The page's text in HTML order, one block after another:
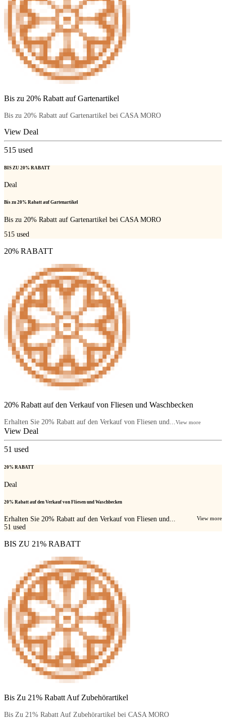
Bis zu 20% Rabatt auf Gartenartikel
Bis zu 20% Rabatt auf Gartenartikel bei CASA MORO
View Deal
515 used
BIS ZU 20% RABATT
Deal
Bis zu 20% Rabatt auf Gartenartikel
Bis zu 20% Rabatt auf Gartenartikel bei CASA MORO
515 used
20% RABATT
20% Rabatt auf den Verkauf von Fliesen und Waschbecken
Erhalten Sie 20% Rabatt auf den Verkauf von Fliesen und...View more
View Deal
51 used
20% RABATT
Deal
20% Rabatt auf den Verkauf von Fliesen und Waschbecken
Erhalten Sie 20% Rabatt auf den Verkauf von Fliesen und... View more
51 used
BIS ZU 21% RABATT
Bis Zu 21% Rabatt Auf Zubehörartikel
Bis Zu 21% Rabatt Auf Zubehörartikel bei CASA MORO